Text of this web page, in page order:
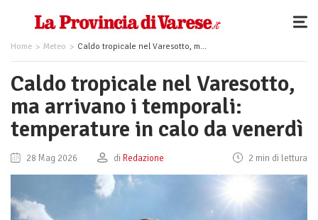
Home Meteo Caldo tropicale nel Varesotto, ma arrivano i temporali: temperature in calo da venerdì
Caldo tropicale nel Varesotto,
ma arrivano i temporali:
temperature in calo da venerdì
28 Mag 2026 di Redazione 2 min di lettura